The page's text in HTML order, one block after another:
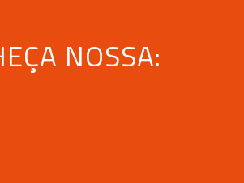
NOSSA: